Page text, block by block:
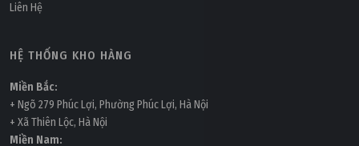
Liên Hệ
HỆ THỐNG KHO HÀNG
Miền Bắc:
+ Ngõ 279 Phúc Lợi, Phường Phúc Lợi, Hà Nội
+ Xã Thiên Lộc, Hà Nội
Miền Nam: